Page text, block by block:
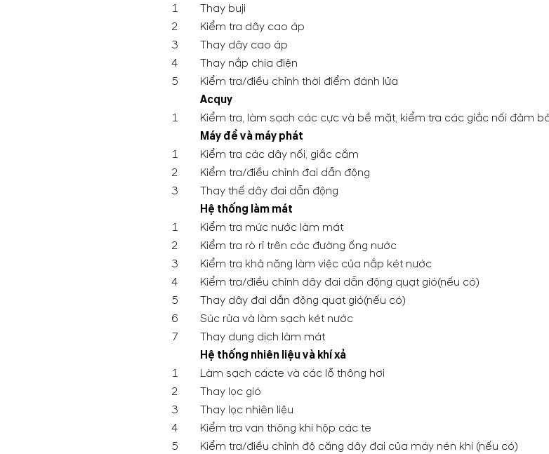
1
Thay buji
2
Kiểm tra dây cao áp
3
Thay dây cao áp
4
Thay nắp chia điện
5
Kiểm tra/điều chỉnh thời điểm đánh lửa
Acquy
1
Kiểm tra, làm sạch các cực và bề mặt, kiểm tra các giắc nối đảm
Máy đề và máy phát
1
Kiểm tra các dây nối, giắc cắm
2
Kiểm tra/điều chỉnh đai dẫn động
3
Thay thế dây đai dẫn động
Hệ thống làm mát
1
Kiểm tra mức nước làm mát
2
Kiểm tra rò rỉ trên các đường ống nước
3
Kiểm tra khả năng làm việc của nắp két nước
4
Kiểm tra/điều chỉnh dây đai dẫn động quạt gió(nếu có)
5
Thay dây đai dẫn động quạt gió(nếu có)
6
Súc rửa và làm sạch két nước
7
Thay dung dịch làm mát
Hệ thống nhiên liệu và khí xả
1
Làm sạch cácte và các lỗ thông hơi
2
Thay lọc gió
3
Thay lọc nhiên liệu
4
Kiểm tra van thông khí hộp các te
5
Kiểm tra/điều chỉnh độ căng dây đai của máy nén khí (nếu có)